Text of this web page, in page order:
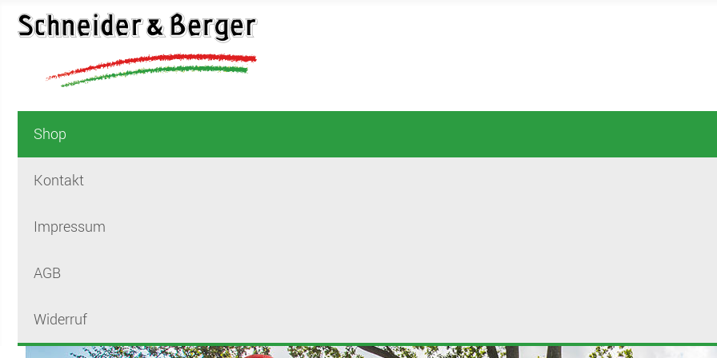
Shop
Kontakt
Impressum
AGB
Widerruf